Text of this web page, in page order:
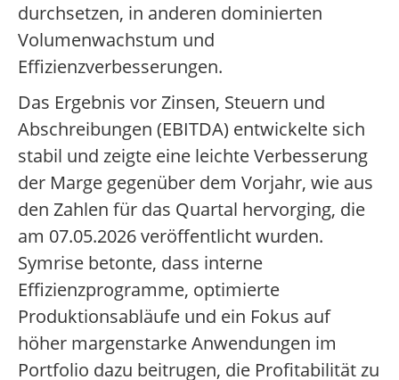
durchsetzen, in anderen dominierten
Volumenwachstum und
Effizienzverbesserungen.
Das Ergebnis vor Zinsen, Steuern und
Abschreibungen (EBITDA) entwickelte sich
stabil und zeigte eine leichte Verbesserung
der Marge gegenüber dem Vorjahr, wie aus
den Zahlen für das Quartal hervorging, die
am 07.05.2026 veröffentlicht wurden.
Symrise betonte, dass interne
Effizienzprogramme, optimierte
Produktionsabläufe und ein Fokus auf
höher margenstarke Anwendungen im
Portfolio dazu beitrugen, die Profitabilität zu